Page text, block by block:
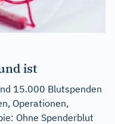
ist
15.000 Blutspenden
Operationen,
Ohne Spenderblut